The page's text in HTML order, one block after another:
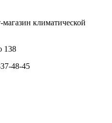
климатической
138
48-45